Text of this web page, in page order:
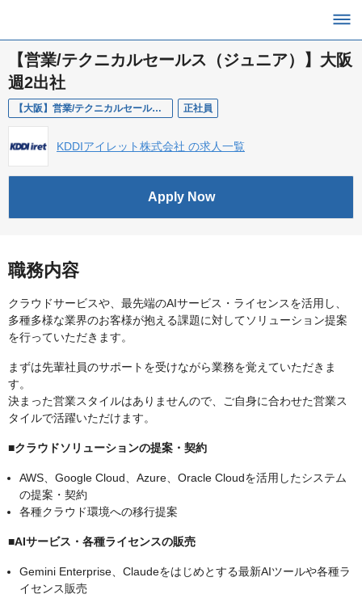
【営業/テクニカルセールス（ジュニア）】大阪
週2出社
【大阪】営業/テクニカルセールス（ジュニア） 正社員
KDDIアイレット株式会社 の求人一覧
Apply Now
職務内容
クラウドサービスや、最先端のAIサービス・ライセンスを活用し、
多種多様な業界のお客様が抱える課題に対してソリューション提案
を行っていただきます。
まずは先輩社員のサポートを受けながら業務を覚えていただきま
す。
決まった営業スタイルはありませんので、ご自身に合わせた営業ス
タイルで活躍いただけます。
■クラウドソリューションの提案・契約
AWS、Google Cloud、Azure、Oracle Cloudを活用したシステム
の提案・契約
各種クラウド環境への移行提案
■AIサービス・各種ライセンスの販売
Gemini Enterprise、Claudeをはじめとする最新AIツールや各種ラ
イセンス販売